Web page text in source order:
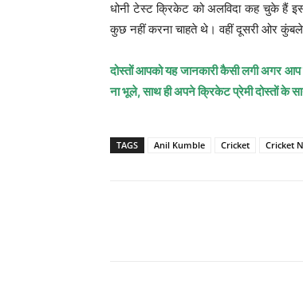
धोनी टेस्ट क्रिकेट को अलविदा कह चुके हैं
कुछ नहीं करना चाहते थे। वहीं दूसरी ओर कुंबले
दोस्तों आपको यह जानकारी कैसी लगी अगर
ना भूले, साथ ही अपने क्रिकेट प्रेमी दोस्तों के
TAGS Anil Kumble Cricket Cricket